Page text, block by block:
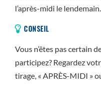
l’après-midi le lendemain.
CONSEIL
Vous n’êtes pas certain
participez? Regardez
tirage, « APRÈS-MIDI »